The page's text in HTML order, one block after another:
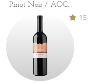
Pinot Noir / AOC
Valais
15